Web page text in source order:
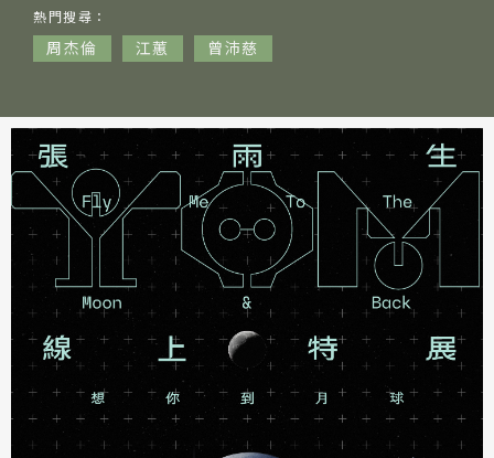
熱門音樂人
搜尋：
周杰倫 江蕙 曾沛慈
網站導覽
音樂空間
音樂獎項
組織協會
曲目統計表
臺北流行音樂中心